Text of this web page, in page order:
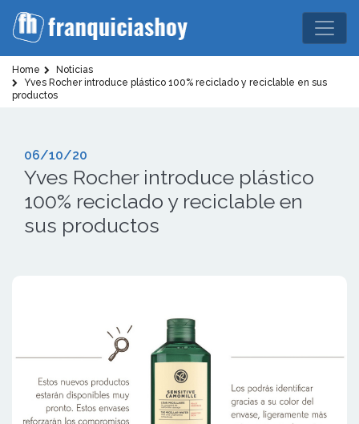
Home
Noticias
Yves Rocher introduce plástico 100% reciclado y reciclable en sus
productos
06/10/20
Yves Rocher introduce plástico
100% reciclado y reciclable en
sus productos